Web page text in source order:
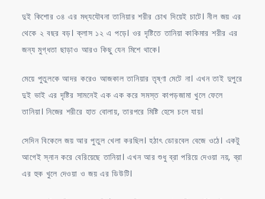
দুই কিশোর ৩৪ এর মধ্যযৌবনা তানিয়ার শরীর চোখ দিয়েই চাটে। নীল জয় এর
থেকে ২ বছর বড়। ক্লাস ১২ এ পড়ে। ওর দৃষ্টিতে তানিয়া কাকিমার শরীর এর
জন্য মুগ্ধতা ছাড়াও আরও কিছু যেন মিশে থাকে।
মেয়ে পুতুলকে আদর করেও আজকাল তানিয়ার তৃষ্ণা মেটে না। এখন তাই দুপুরে
দুই ভাই এর দৃষ্টির সামনেই এক এক করে সমস্ত কাপড়জামা খুলে ফেলে
তানিয়া। নিজের শরীরে হাত বোলায়, তারপরে মিষ্টি হেসে চলে যায়।
সেদিন বিকেলে জয় আর পুতুল খেলা করছিল। হঠাৎ ডোরবেল বেজে ওঠে। একটু
আগেই স্নান করে বেরিয়েছে তানিয়া। এখন আর শুধু ব্রা পরিয়ে দেওয়া নয়, ব্রা
এর হুক খুলে দেওয়া ও জয় এর ডিউটি।